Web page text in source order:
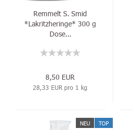
Remmelt S. Smid
*Lakritzheringe* 300 g
Dose...
8,50 EUR
28,33 EUR pro 1 kg
NEU TOP